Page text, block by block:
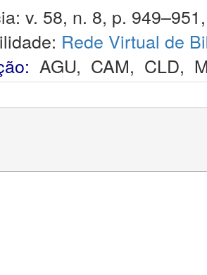
v. 58, n. 8, p.
Rede Virtual de
AGU, CAM, CLD,